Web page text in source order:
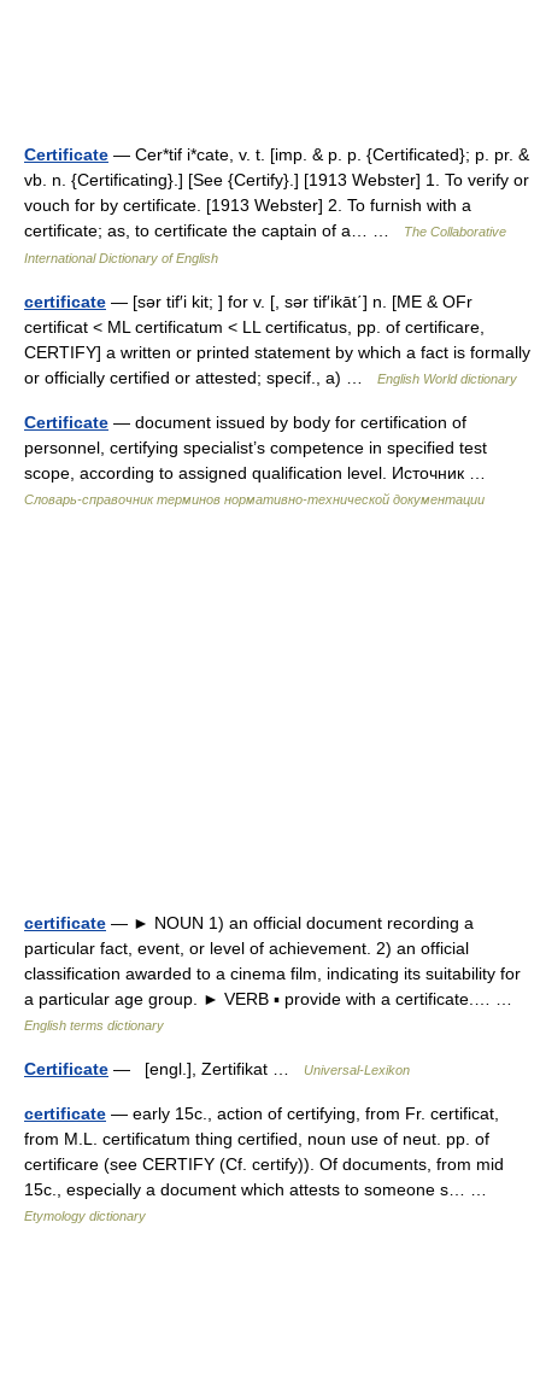
Certificate — Cer*tif i*cate, v. t. [imp. & p. p. {Certificated}; p. pr. &
vb. n. {Certificating}.] [See {Certify}.] [1913 Webster] 1. To verify or
vouch for by certificate. [1913 Webster] 2. To furnish with a
certificate; as, to certificate the captain of a… …
The Collaborative
International Dictionary of English
certificate — [sər tif′i kit; ] for v. [, sər tif′ikāt΄] n. [ME & OFr
certificat < ML certificatum < LL certificatus, pp. of certificare,
CERTIFY] a written or printed statement by which a fact is formally
or officially certified or attested; specif., a) …
English World dictionary
Certificate — document issued by body for certification of
personnel, certifying specialist’s competence in specified test
scope, according to assigned qualification level. Источник …
Словарь-справочник терминов нормативно-технической документации
certificate — ► NOUN 1) an official document recording a
particular fact, event, or level of achievement. 2) an official
classification awarded to a cinema film, indicating its suitability for
a particular age group. ► VERB ▪ provide with a certificate.… …
English terms dictionary
Certificate — [engl.], Zertifikat … Universal-Lexikon
certificate — early 15c., action of certifying, from Fr. certificat,
from M.L. certificatum thing certified, noun use of neut. pp. of
certificare (see CERTIFY (Cf. certify)). Of documents, from mid
15c., especially a document which attests to someone s… …
Etymology dictionary